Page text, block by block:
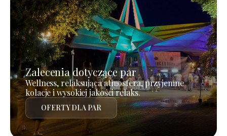
Zalecenia dotyczące par
Wellness, relaksująca atmosfera, przyjemne
kolacje i wysokiej jakości relaks.
OFERTY DLA PAR